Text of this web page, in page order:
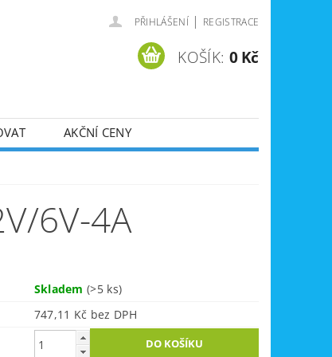
PŘIHLÁŠENÍ | REGISTRACE
KOŠÍK: 0 Kč
AKČNÍ CENY
ÚKLIDOVÁ TECHNIKA
6V-4A
Skladem(>5 ks)
747,11 Kč bez DPH